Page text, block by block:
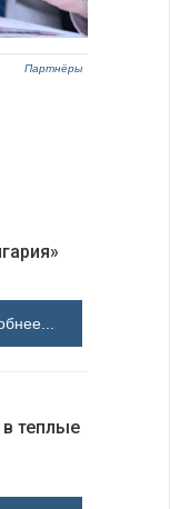
Партнёры
теплые